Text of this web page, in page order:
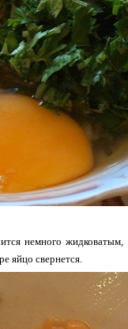
немного
яйцо свернется.